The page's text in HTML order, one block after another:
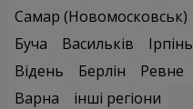
Самар (Новомосковськ)
Буча
Васильків Ірпінь
Відень
Берлін Ревне
Варна
інші регіони